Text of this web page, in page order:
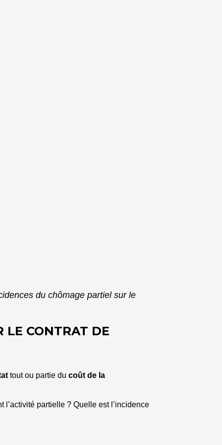
du chômage partiel sur le
LE CONTRAT DE
tout ou partie du coût de la
partielle ? Quelle est l’incidence